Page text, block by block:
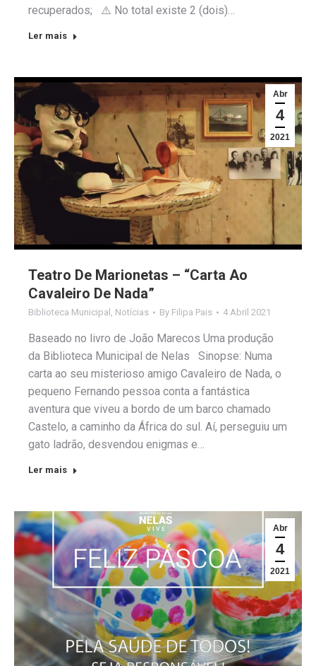
recuperados; ⚠️ No total existe 2 (dois)…
Ler mais
Abr
4
2021
Teatro De Marionetas – “Carta Ao
Cavaleiro De Nada”
Biblioteca Municipal Notícias By Filipa Pais 4 Abril 2021
Baseado no livro de João Marecos Uma produção
da Biblioteca Municipal de Nelas Sinopse: Numa
carta ao seu misterioso amigo Cavaleiro de Nada, o
pequeno Fernando pessoa conta a fantástica
aventura que viveu a bordo de um barco chamado
Castelo, a caminho da África do sul. Aí, perseguiu um
gato ladrão, desvendou enigmas e…
Ler mais
Abr
4
2021